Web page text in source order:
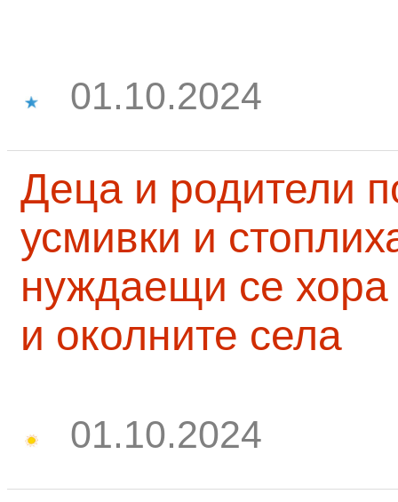
01.10.2024
Деца и родители
усмивки и
нуждаещи се
и околните села
01.10.2024